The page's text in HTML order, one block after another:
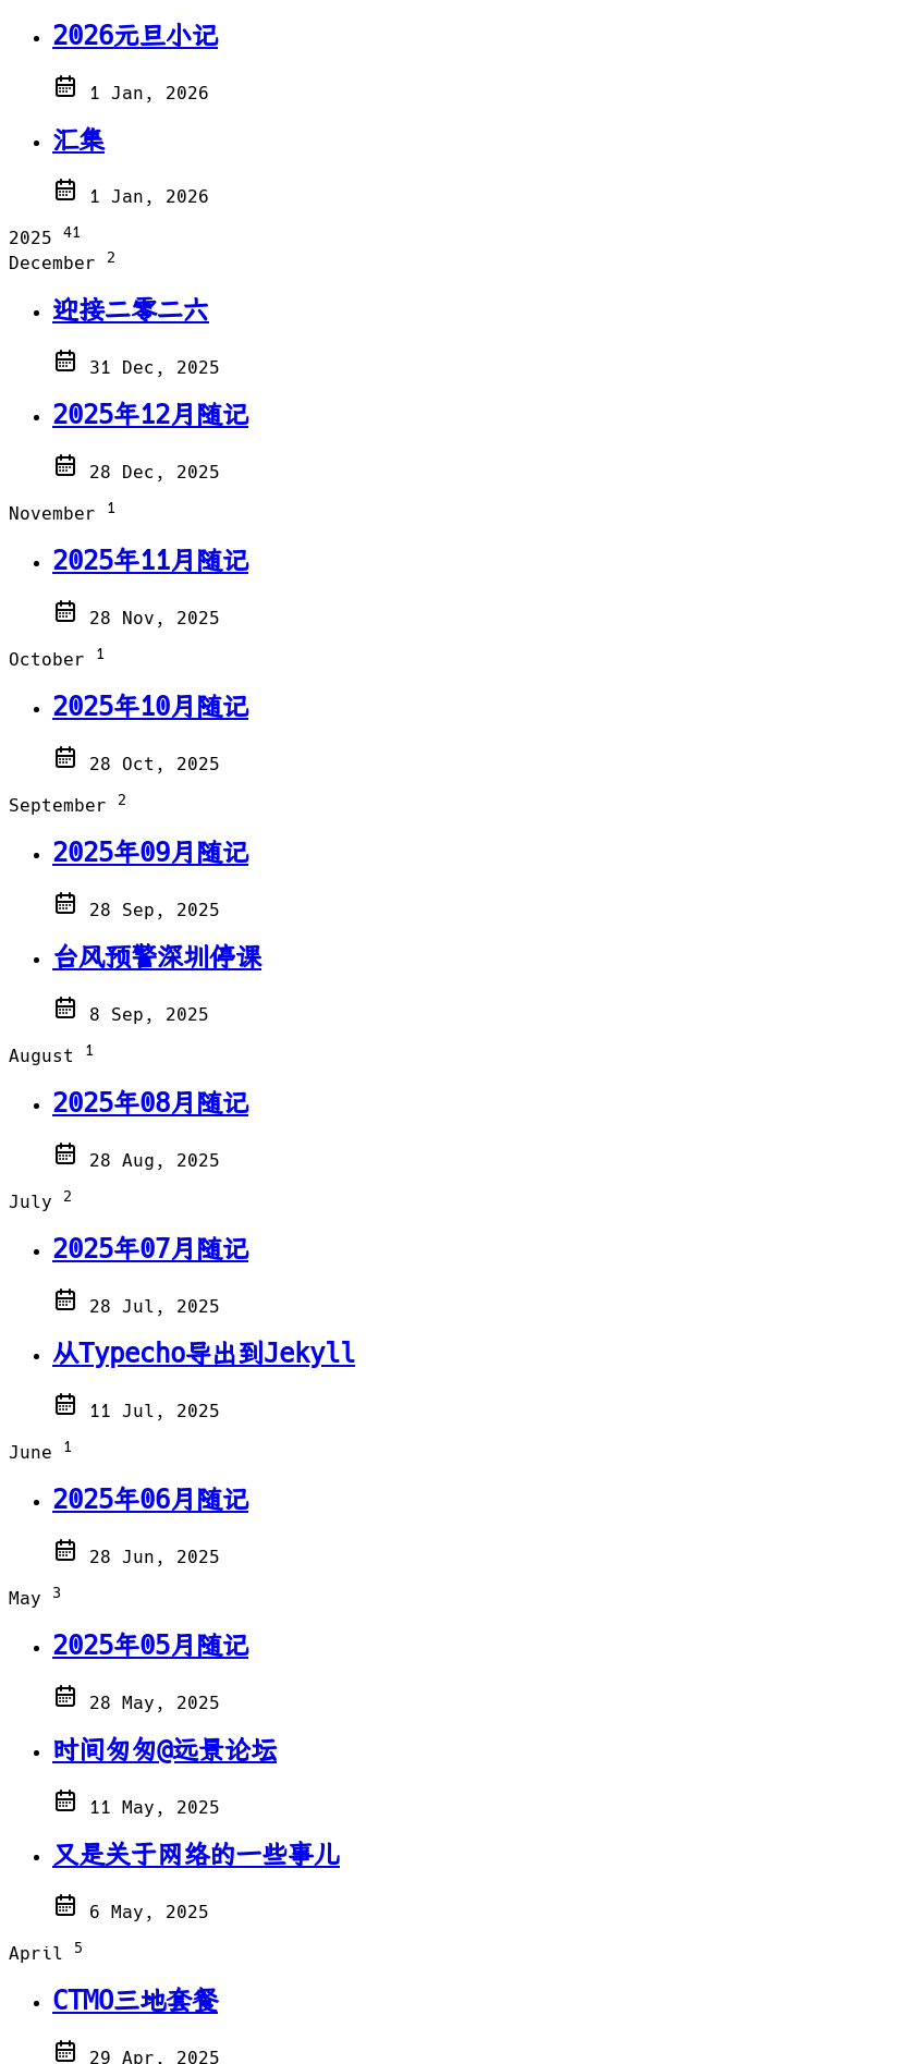
2026元旦小记
1 Jan, 2026
汇集
1 Jan, 2026
2025 41
December 2
迎接二零二六
31 Dec, 2025
2025年12月随记
28 Dec, 2025
November 1
2025年11月随记
28 Nov, 2025
October 1
2025年10月随记
28 Oct, 2025
September 2
2025年09月随记
28 Sep, 2025
台风预警深圳停课
8 Sep, 2025
August 1
2025年08月随记
28 Aug, 2025
July 2
2025年07月随记
28 Jul, 2025
从Typecho导出到Jekyll
11 Jul, 2025
June 1
2025年06月随记
28 Jun, 2025
May 3
2025年05月随记
28 May, 2025
时间匆匆@远景论坛
11 May, 2025
又是关于网络的一些事儿
6 May, 2025
April 5
CTMO三地套餐
29 Apr, 2025